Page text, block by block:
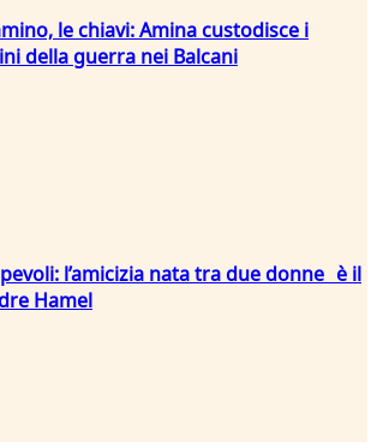
le chiavi: Amina custodisce i
della guerra nei Balcani
l’amicizia nata tra due donne è il
Hamel